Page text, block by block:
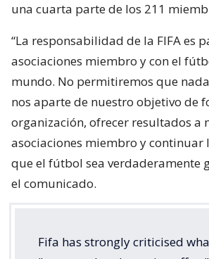
una cuarta parte de los 211
“La responsabilidad de la FIFA es
asociaciones miembro y con el
mundo. No permitiremos que
nos aparte de nuestro objetivo de
organización, ofrecer resultados a
asociaciones miembro y continuar
que el fútbol sea verdaderamente
el comunicado.
Fifa has strongly criticised